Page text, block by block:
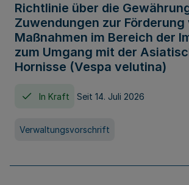
Richtlinie über die
Zuwendungen zur Förderung
Maßnahmen im Bereich der
zum Umgang mit der
Hornisse (Vespa velutina)
In Kraft Seit 14. Juli 2026
Verwaltungsvorschrift